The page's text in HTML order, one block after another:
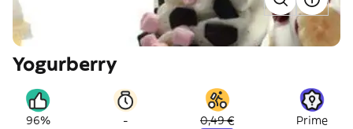
Yogurberry
96% - 0,49 € Prime